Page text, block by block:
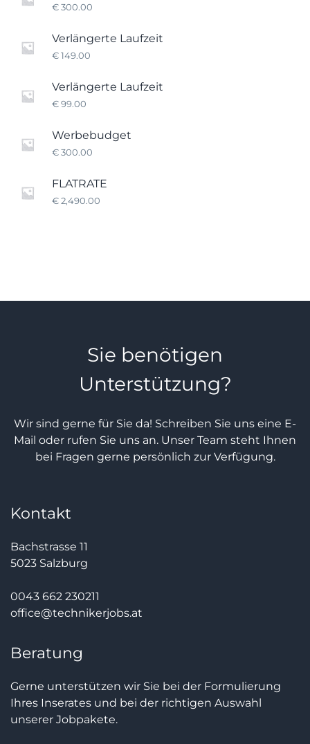
€300.00
Verlängerte Laufzeit
€149.00
Verlängerte Laufzeit
€99.00
Werbebudget
€300.00
FLATRATE
€2,490.00
Sie benötigen
Unterstützung?
Wir sind gerne für Sie da! Schreiben Sie uns eine E-
Mail oder rufen Sie uns an. Unser Team steht Ihnen
bei Fragen gerne persönlich zur Verfügung.
Kontakt
Bachstrasse 11
5023 Salzburg
0043 662 230211
office@technikerjobs.at
Beratung
Gerne unterstützen wir Sie bei der Formulierung
Ihres Inserates und bei der richtigen Auswahl
unserer Jobpakete.